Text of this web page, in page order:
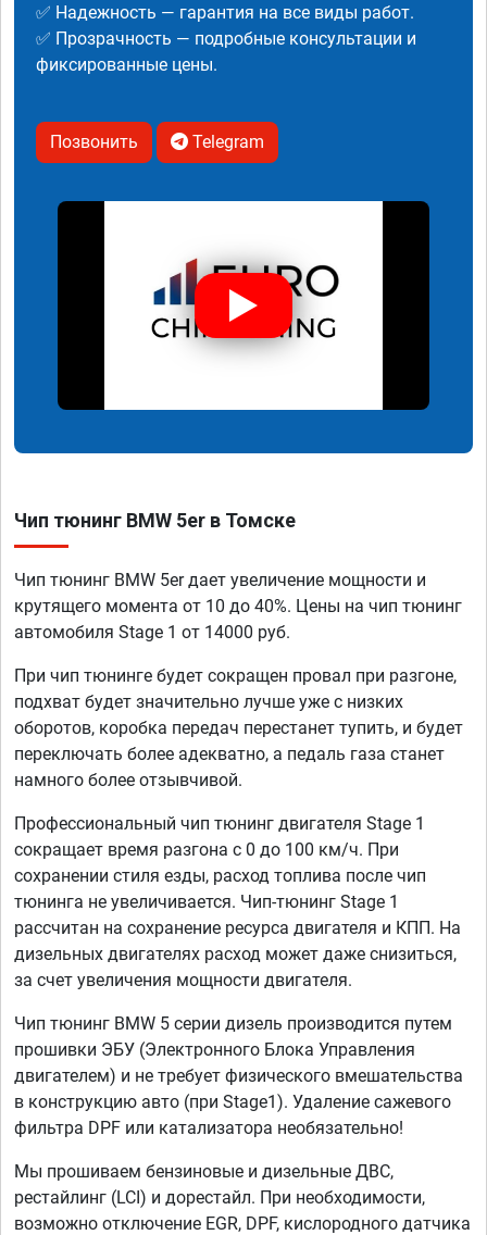
✅ Надежность — гарантия на все виды работ.
✅ Прозрачность — подробные консультации и
фиксированные цены.
Позвонить Telegram
Чип тюнинг BMW 5er в Томске
Чип тюнинг BMW 5er дает увеличение мощности и
крутящего момента от 10 до 40%. Цены на чип тюнинг
автомобиля Stage 1 от 14000 руб.
При чип тюнинге будет сокращен провал при разгоне,
подхват будет значительно лучше уже с низких
оборотов, коробка передач перестанет тупить, и будет
переключать более адекватно, а педаль газа станет
намного более отзывчивой.
Профессиональный чип тюнинг двигателя Stage 1
сокращает время разгона с 0 до 100 км/ч. При
сохранении стиля езды, расход топлива после чип
тюнинга не увеличивается. Чип-тюнинг Stage 1
рассчитан на сохранение ресурса двигателя и КПП. На
дизельных двигателях расход может даже снизиться,
за счет увеличения мощности двигателя.
Чип тюнинг BMW 5 серии дизель производится путем
прошивки ЭБУ (Электронного Блока Управления
двигателем) и не требует физического вмешательства
в конструкцию авто (при Stage1). Удаление сажевого
фильтра DPF или катализатора необязательно!
Мы прошиваем бензиновые и дизельные ДВС,
рестайлинг (LCI) и дорестайл. При необходимости,
возможно отключение EGR, DPF, кислородного датчика